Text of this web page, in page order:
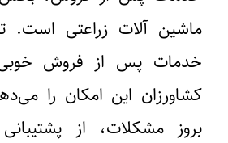
ماشین آلات زراعتی است.
خدمات پس از فروش خوبی
کشاورزان این امکان را
بروز مشکلات، از